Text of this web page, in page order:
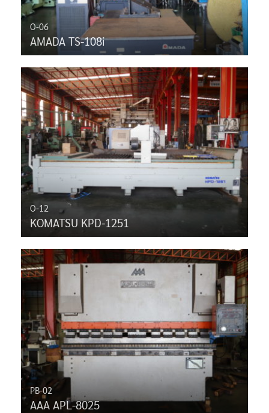
O-06
AMADA TS-108i
O-12
KOMATSU KPD-1251
PB-02
AAA APL-8025